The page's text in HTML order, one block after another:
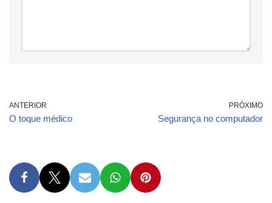
ANTERIOR
O toque médico
PRÓXIMO
Segurança no computador